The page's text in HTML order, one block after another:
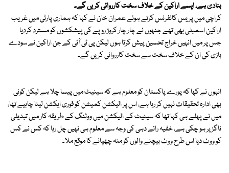
بنادی ہے، ایسے اراکین کے خلاف سخت کارروائی کریں گے۔
کراچی میں پریس کانفرنس کرتے ہوئے عمران خان نے کہا کہ ہماری پارٹی میں غریب
اراکین اسمبلی بھی تھے جنہوں نے چار چار کروڑ روپے کی پیشکشوں کو مسترد کردیا
جس پر میں انہیں خراج تحسین پیش کرتا ہوں لیکن پی ٹی آئی کے جن اراکین نے سودے
بازی کی ان کے خلاف سخت سے سخت کارروائی کریں گے۔
انہوں نے کہا کہ پورے پاکستان کو معلوم ہے کہ سینیٹ میں پیسا چلا ہے لیکن کوئی
بھی ادارہ تحقیقات نہیں کر رہا ہے، اس پر الیکشن کمیشن کو فوری ایکشن لینا چاہیے تھا،
میں نے پہلے ہی کہا تھا کہ سینیٹ کے الیکشن میں ووٹنگ کے طریقہ کار میں تبدیلی
ناگزیر ہو چکی ہے، خفیہ رائے دہی کی وجہ سے معلوم ہی نہیں چل رہا کہ کس نے کس
کو ووٹ دیا اس طرح ووٹ بیچنے والوں کو منہ چھپانے کا موقع ملا۔